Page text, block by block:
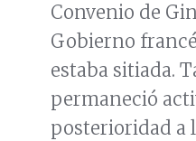
Convenio de
Gobierno
estaba sitiada.
permaneció
posterioridad a